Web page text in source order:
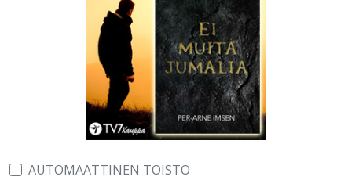
AUTOMAATTINEN TOISTO